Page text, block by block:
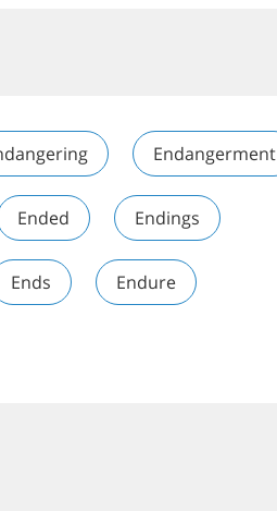
Endangerment
Ended Endings
Ends Endure